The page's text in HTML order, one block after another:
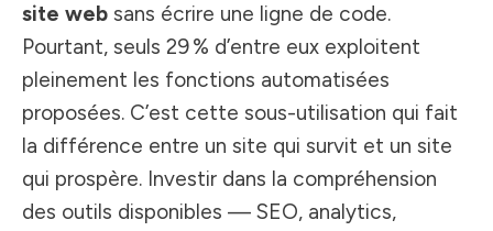
site web sans écrire une ligne de code.
Pourtant, seuls 29 % d’entre eux exploitent
pleinement les fonctions automatisées
proposées. C’est cette sous-utilisation qui fait
la différence entre un site qui survit et un site
qui prospère. Investir dans la compréhension
des outils disponibles — SEO, analytics,